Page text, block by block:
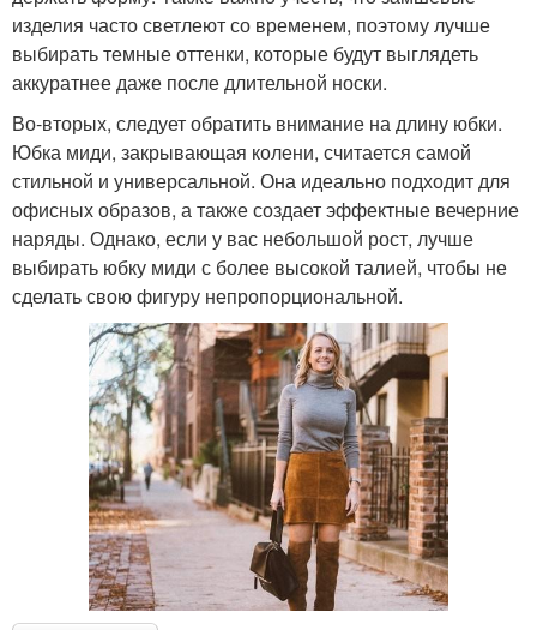
изделия часто светлеют со временем, поэтому лучше
выбирать темные оттенки, которые будут выглядеть
аккуратнее даже после длительной носки.
Во-вторых, следует обратить внимание на длину юбки.
Юбка миди, закрывающая колени, считается самой
стильной и универсальной. Она идеально подходит для
офисных образов, а также создает эффектные вечерние
наряды. Однако, если у вас небольшой рост, лучше
выбирать юбку миди с более высокой талией, чтобы не
сделать свою фигуру непропорциональной.